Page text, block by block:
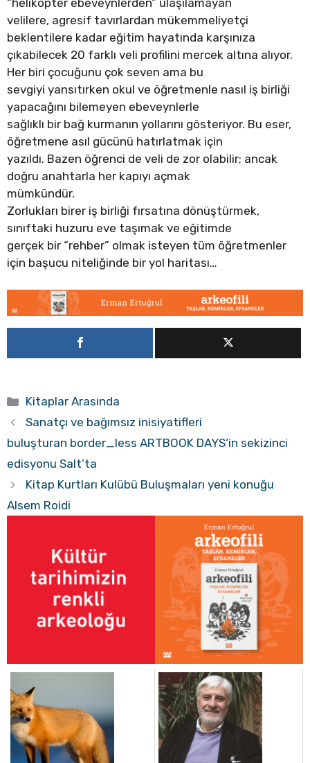
“helikopter ebeveynlerden” ulaşılamayan
velilere, agresif tavırlardan mükemmeliyetçi
beklentilere kadar eğitim hayatında karşınıza
çıkabilecek 20 farklı veli profilini mercek altına alıyor.
Her biri çocuğunu çok seven ama bu
sevgiyi yansıtırken okul ve öğretmenle nasıl iş birliği
yapacağını bilemeyen ebeveynlerle
sağlıklı bir bağ kurmanın yollarını gösteriyor. Bu eser,
öğretmene asıl gücünü hatırlatmak için
yazıldı. Bazen öğrenci de veli de zor olabilir; ancak
doğru anahtarla her kapıyı açmak
mümkündür.
Zorlukları birer iş birliği fırsatına dönüştürmek,
sınıftaki huzuru eve taşımak ve eğitimde
gerçek bir “rehber” olmak isteyen tüm öğretmenler
için başucu niteliğinde bir yol haritası…
Kategoriler
Kitaplar Arasında
Sanatçı ve bağımsız inisiyatifleri
buluşturan border_less ARTBOOK DAYS‘in sekizinci
edisyonu Salt’ta
Kitap Kurtları Kulübü Buluşmaları yeni konuğu
Alsem Roidi